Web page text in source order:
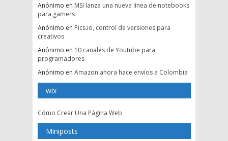
Anónimo en MSI lanza una nueva línea de notebooks
para gamers
Anónimo en Pics.io, control de versiones para
creativos
Anónimo en 10 canales de Youtube para
programadores
Anónimo en Amazon ahora hace envíos a Colombia
wix
Cómo Crear Una Página Web
Miniposts